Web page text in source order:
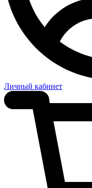
Личный кабинет